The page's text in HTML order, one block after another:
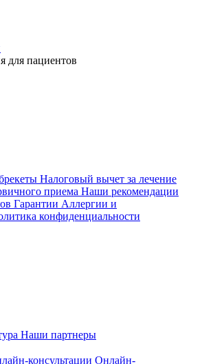
для пациентов
Налоговый вычет за лечение
приема Наши рекомендации
Гарантии Аллергии и
конфиденциальности
Наши партнеры
Онлайн-